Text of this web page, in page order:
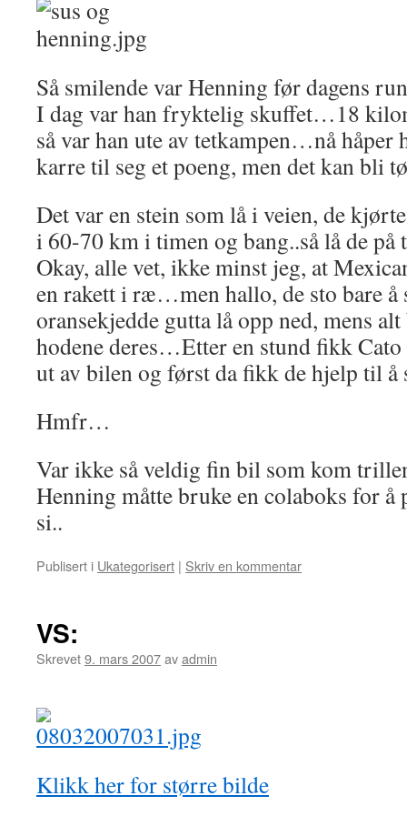
Så smilende var Henning før dagens
I dag var han fryktelig skuffet…18
så var han ute av tetkampen…nå håper
karre til seg et poeng, men det kan bli
Det var en stein som lå i veien, de
i 60-70 km i timen og bang..så lå de på
Okay, alle vet, ikke minst jeg, at
en rakett i ræ…men hallo, de sto bare å
oransekjedde gutta lå opp ned, mens
hodene deres…Etter en stund fikk
ut av bilen og først da fikk de hjelp til
Hmfr…
Var ikke så veldig fin bil som kom
Henning måtte bruke en colaboks for å
si..
Publisert i Ukategorisert | Skriv en kommentar
VS:
Skrevet9. mars 2007avadmin
Klikk her for større bilde